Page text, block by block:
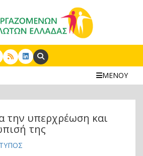
Search:
ΜΕΝΟΥ
την υπερχρέωση και
της
ΤΥΠΟΣ